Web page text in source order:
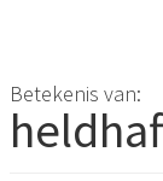
Betekenis van: